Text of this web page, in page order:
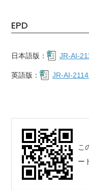
EPD
日本語版： JR-AI-
英語版： JR-AI-
こ
ー